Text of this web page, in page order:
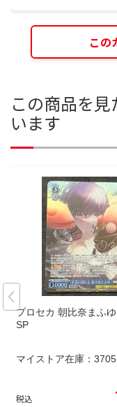
この
この商品を
います
プロセカ 朝比奈まふ
SP
マイストア在庫： 3705
税込